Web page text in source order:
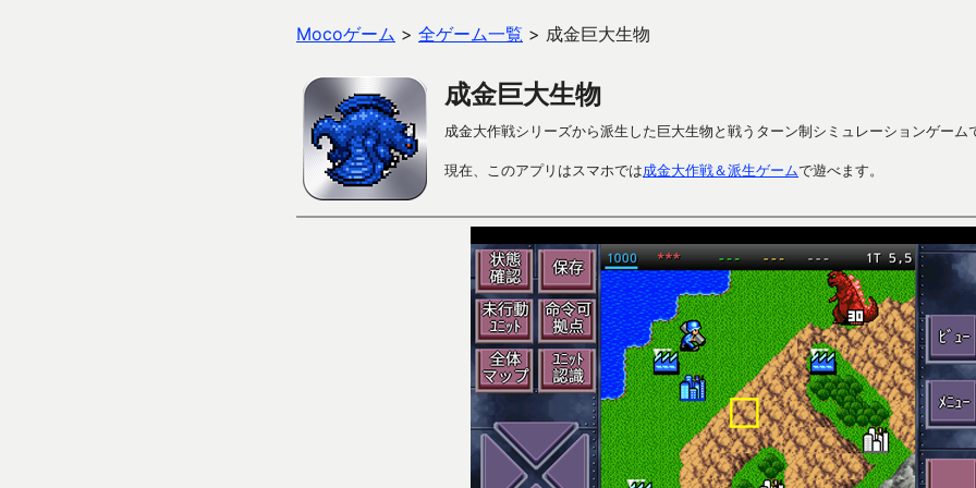
Mocoゲーム > 全ゲーム一覧 > 成金巨大生物
成金巨大生物
成金大作戦シリーズから派生した巨大生物と戦うターン制シミュレーションゲーム
現在、このアプリはスマホでは成金大作戦＆派生ゲームで遊べます。